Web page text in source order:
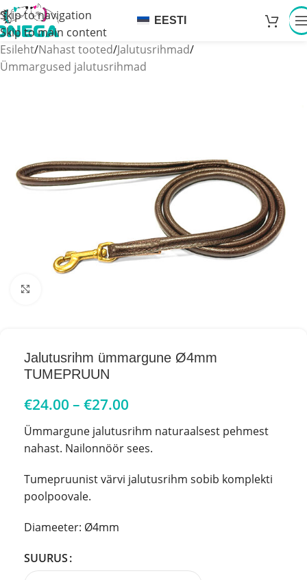
Skip to navigation
Skip to main content
EESTI
Esileht/Nahast tooted/Jalutusrihmad/
Ümmargused jalutusrihmad
Jalutusrihm ümmargune Ø4mm
TUMEPRUUN
€24.00 – €27.00
Ümmargune jalutusrihm naturaalsest pehmest
nahast. Nailonnöör sees.
Tumepruunist värvi jalutusrihm sobib komplekti
poolpoovale.
Diameeter: Ø4mm
SUURUS